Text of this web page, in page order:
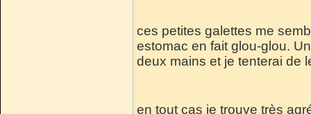
ces petites galettes me
estomac en fait glou-glou.
deux mains et je tenterai de
en tout cas je trouve très